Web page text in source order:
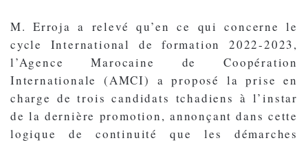
M. Erroja a relevé qu’en ce qui concerne le
cycle International de formation 2022-2023,
l’Agence Marocaine de Coopération
Internationale (AMCI) a proposé la prise en
charge de trois candidats tchadiens à l’instar
de la dernière promotion, annonçant dans cette
logique de continuité que les démarches